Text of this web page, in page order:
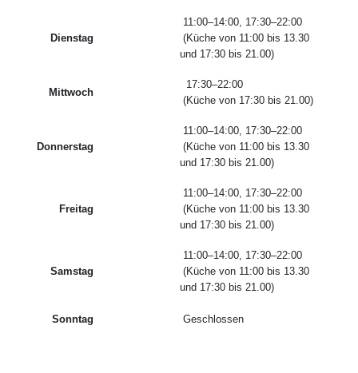
Dienstag
11:00–14:00, 17:30–22:00
(Küche von 11:00 bis 13.30
und 17:30 bis 21.00)
Mittwoch
17:30–22:00
(Küche von 17:30 bis 21.00)
Donnerstag
11:00–14:00, 17:30–22:00
(Küche von 11:00 bis 13.30
und 17:30 bis 21.00)
Freitag
11:00–14:00, 17:30–22:00
(Küche von 11:00 bis 13.30
und 17:30 bis 21.00)
Samstag
11:00–14:00, 17:30–22:00
(Küche von 11:00 bis 13.30
und 17:30 bis 21.00)
Sonntag Geschlossen